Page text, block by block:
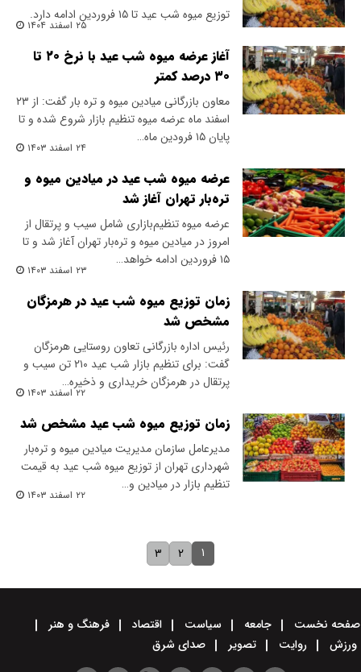
توزیع میوه شب عید تا ۱۵ فروردین ادامه دارد.
۲۵ اسفند ۱۴۰۴
آغاز عرضه میوه شب عید با نرخ ۲۰ تا
۳۰ درصد کمتر
معاون بازرگانی میادین میوه و تره بار گفت: از ۲۳
اسفند ماه عرضه میوه تنظیم بازار شروع شده و تا
پایان ۱۵ فرودین ماه…
۲۴ اسفند ۱۴۰۳
عرضه میوه شب عید در میادین میوه و
تره‌بار تهران آغاز شد
عرضه میوه تنظیم‌بازاری شامل سیب و پرتقال از
امروز در میادین میوه و تره‌بار تهران آغاز شد و تا
۱۵ فروردین ادامه خواهد…
۲۳ اسفند ۱۴۰۳
زمان توزیع میوه شب عید در هرمزگان
مشخص شد
رئیس اداره بازرگانی تعاون روستایی هرمزگان
گفت: برای تنظیم بازار شب عید ۲۱۰ تن سیب و
پرتقال در هرمزگان خریداری و ذخیره…
۲۲ اسفند ۱۴۰۳
زمان توزیع میوه شب عید مشخص شد
مدیرعامل سازمان مدیریت میادین میوه و تره‌بار
شهرداری تهران از توزیع میوه شب عید به قیمت
تنظیم بازار در میادین و…
۲۲ اسفند ۱۴۰۳
۱ ۲ ۳
صفحه نخست جامعه سیاست اقتصاد
فرهنگ و هنر
ورزش
روایت تصویر صدای شرق